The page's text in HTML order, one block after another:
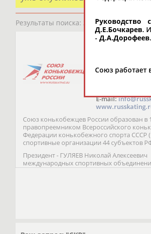
Результаты поиска: 2 организаций
119991, г.
E-mail:
Союз конькобежцев России образован в
правопреемником Всероссийского
Федерации конькобежного спорта СССР
спортивные организации 44 субъектов
Президент - ГУЛЯЕВ Николай Алексеевич
международных спортивных
Руководство
Д.Е.Бочкарев.
- Д.А.Дорофеев.
Союз работает